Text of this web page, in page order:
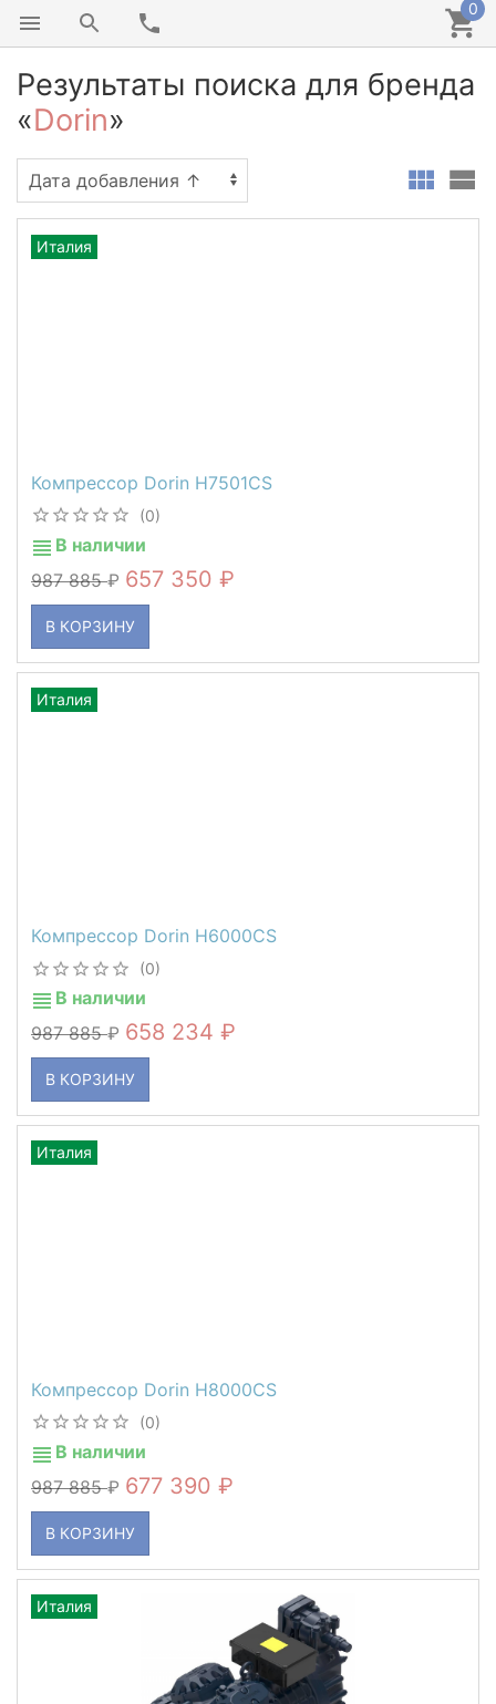
0
Результаты поиска для бренда
«Dorin»
Компрессор Dorin H7501CS
(0)
В наличии
987 885
657 350
В КОРЗИНУ
Италия
Компрессор Dorin H6000CS
(0)
В наличии
987 885
658 234
В КОРЗИНУ
Италия
Компрессор Dorin H8000CS
(0)
В наличии
987 885
677 390
В КОРЗИНУ
Италия
Италия